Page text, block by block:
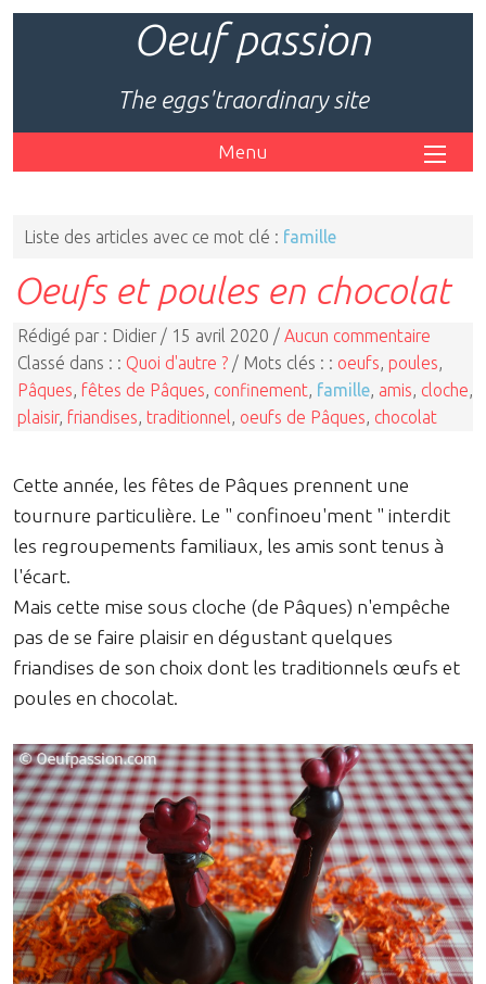
Oeuf passion
The eggs'traordinary site
Menu
Liste des articles avec ce mot clé : famille
Oeufs et poules en chocolat
Rédigé par : Didier / 15 avril 2020 / Aucun commentaire
Classé dans : : Quoi d'autre ? / Mots clés : : oeufs poules
Pâques fêtes de Pâques confinement famille amis cloche
plaisir, friandises traditionnel oeufs de Pâques chocolat
Cette année, les fêtes de Pâques prennent une
tournure particulière. Le " confinoeu'ment " interdit
les regroupements familiaux, les amis sont tenus à
l'écart.
Mais cette mise sous cloche (de Pâques) n'empêche
pas de se faire plaisir en dégustant quelques
friandises de son choix dont les traditionnels œufs et
poules en chocolat.